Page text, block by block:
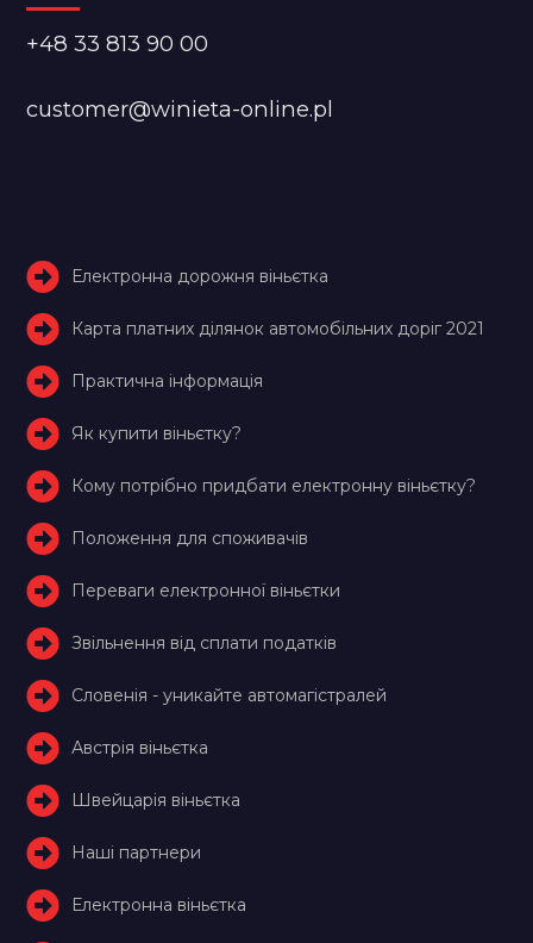
+48 33 813 90 00
customer@winieta-online.pl
Електронна дорожня віньєтка
Карта платних ділянок автомобільних доріг 2021
Практична інформація
Як купити віньєтку?
Кому потрібно придбати електронну віньєтку?
Положення для споживачів
Переваги електронної віньєтки
Звільнення від сплати податків
Словенія - уникайте автомагістралей
Австрія віньєтка
Швейцарія віньєтка
Наші партнери
Електронна віньєтка